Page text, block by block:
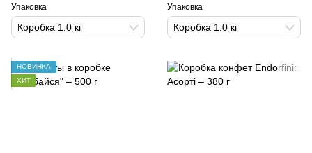
Упаковка
Коробка 1.0 кг
Упаковка
Коробка 1.0 кг
НОВИНКА
ХИТ